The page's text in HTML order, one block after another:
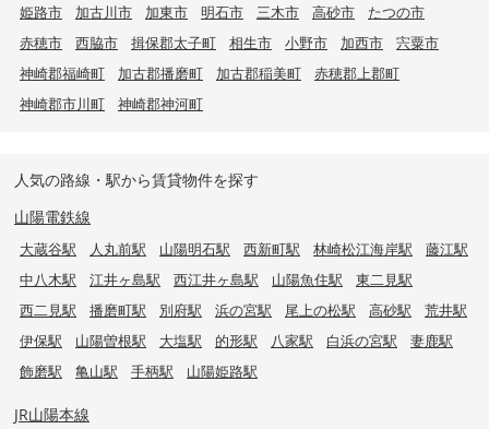
姫路市 加古川市 加東市 明石市 三木市 高砂市
たつの市
赤穂市
西脇市 揖保郡太子町 相生市 小野市 加西市
宍粟市
神崎郡福崎町
加古郡播磨町 加古郡稲美町
赤穂郡上郡町
神崎郡市川町
神崎郡神河町
人気の路線・駅から賃貸物件を探す
山陽電鉄線
大蔵谷駅 人丸前駅 山陽明石駅 西新町駅 林崎松江海岸駅
藤江駅
中八木駅
江井ヶ島駅 西江井ヶ島駅 山陽魚住駅
東二見駅
西二見駅
播磨町駅 別府駅 浜の宮駅 尾上の松駅 高砂駅
荒井駅
伊保駅
山陽曽根駅 大塩駅 的形駅 八家駅 白浜の宮駅
妻鹿駅
飾磨駅
亀山駅 手柄駅 山陽姫路駅
JR山陽本線